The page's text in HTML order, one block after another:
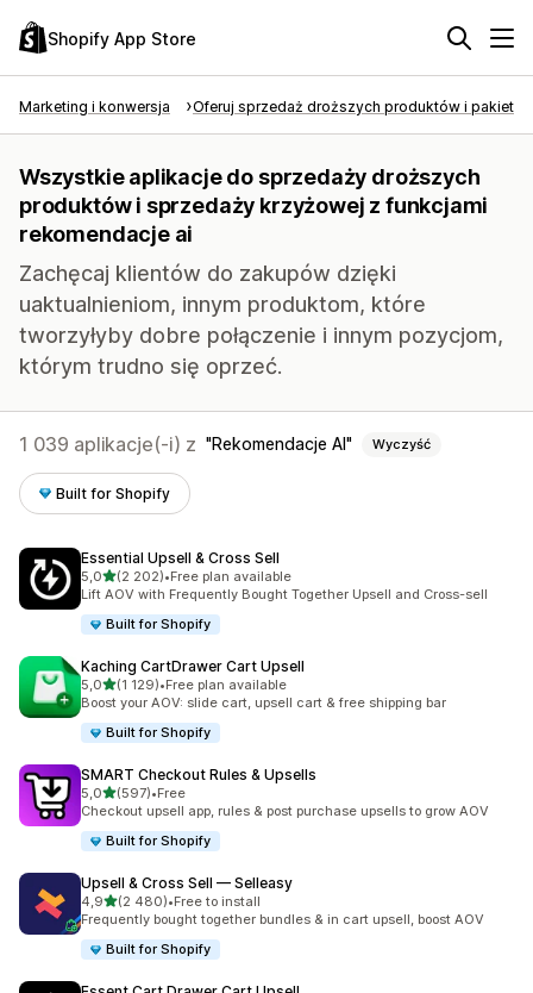
Shopify App Store
Marketing i konwersja Oferuj sprzedaż droższych produktów i
Wszystkie aplikacje do sprzedaży droższych
produktów i sprzedaży krzyżowej z funkcjami
rekomendacje ai
Zachęcaj klientów do zakupów dzięki
uaktualnieniom, innym produktom, które
tworzyłyby dobre połączenie i innym pozycjom,
którym trudno się oprzeć.
1 039 aplikacje(-i) z Rekomendacje AI Wyczyść
Built for Shopify
Essential Upsell & Cross Sell
5,0na 5 gwiazdek
(2 202)
Łączna liczba recenzji: 2202
•Free plan available
Lift AOV with Frequently Bought Together Upsell and Cross-sell
Built for Shopify
Kaching CartDrawer Cart Upsell
5,0na 5 gwiazdek
(1 129)
Łączna liczba recenzji: 1129
•Free plan available
Boost your AOV: slide cart, upsell cart & free shipping bar
Built for Shopify
SMART Checkout Rules & Upsells
5,0na 5 gwiazdek
(597)
Łączna liczba recenzji: 597
•Free
Checkout upsell app, rules & post purchase upsells to grow AOV
Built for Shopify
Upsell & Cross Sell — Selleasy
4,9na 5 gwiazdek
(2 480)
Łączna liczba recenzji: 2480
•Free to install
Frequently bought together bundles & in cart upsell, boost AOV
Built for Shopify